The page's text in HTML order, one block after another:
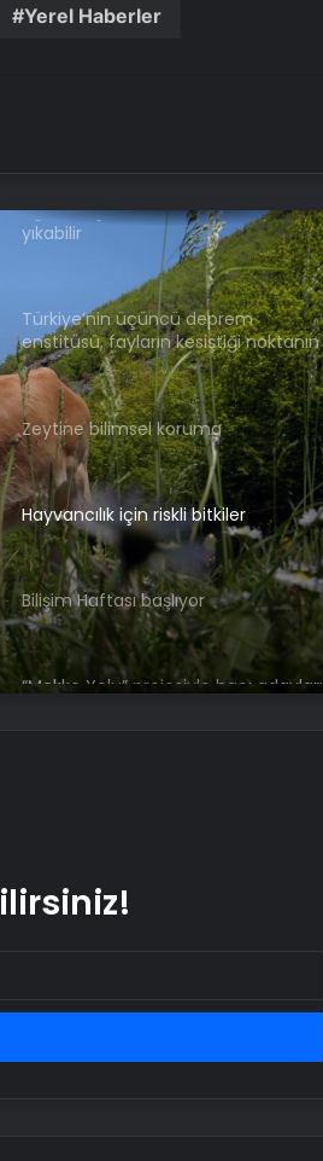
Yerel Haberler
okullarında açılan kurslarla
Ağızdan çıkan bazı kelimeler yuvayı
yıkabilir
Türkiye’nin üçüncü deprem
enstitüsü, fayların kesiştiği noktanın
sismik hareketlerini izliyor
Zeytine bilimsel koruma
Hayvancılık için riskli bitkiler
Bilişim Haftası başlıyor
“Mekke Yolu” projesiyle hacı adayları
Hatay’da bahar döneminde 233 kuş
Depremzede öğrenciler yeni
sosyalleşiyor